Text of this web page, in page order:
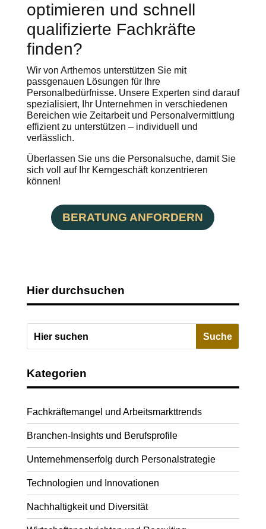
optimieren und schnell
qualifizierte Fachkräfte
finden?
Wir von Arthemos unterstützen Sie mit
passgenauen Lösungen für Ihre
Personalbedürfnisse. Unsere Experten sind darauf
spezialisiert, Ihr Unternehmen in verschiedenen
Bereichen wie Zeitarbeit und Personalvermittlung
effizient zu unterstützen – individuell und
verlässlich.
Überlassen Sie uns die Personalsuche, damit Sie
sich voll auf Ihr Kerngeschäft konzentrieren
können!
BERATUNG ANFORDERN
Hier durchsuchen
Kategorien
Fachkräftemangel und Arbeitsmarkttrends
Branchen-Insights und Berufsprofile
Unternehmenserfolg durch Personalstrategie
Technologien und Innovationen
Nachhaltigkeit und Diversität